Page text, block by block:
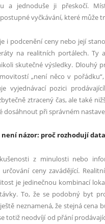
a jednoduše ji přeskočí.
vyčkávání, které může
i podcenění ceny nebo její
na realitních portálech. Ty
skutečné výsledky. Dlouhý
„není něco v
vyjednávací pozici
ztracený čas, ale také
dosáhnout při správném
názor: proč rozhodují
z minulosti nebo
ceny zavádějící.
je jedinečnou kombinací
To, že se podobný byt
neznamená, že stejná cena
totiž neodvíjí od přání